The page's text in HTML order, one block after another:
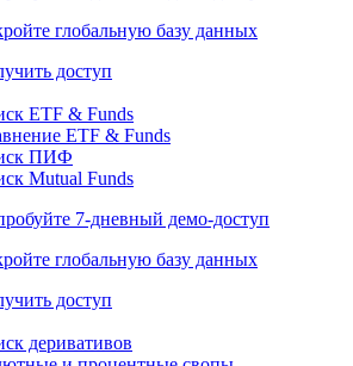
кредитов
7-дневный
глобальную базу данных
доступ
ETF & Funds
Mutual Funds
7-дневный
глобальную базу данных